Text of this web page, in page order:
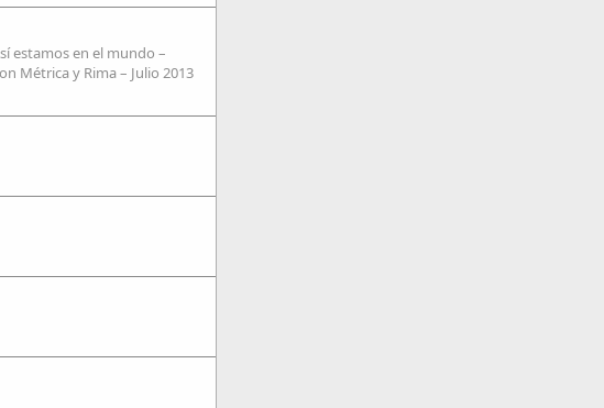
estamos en el mundo –
Métrica y Rima – Julio 2013